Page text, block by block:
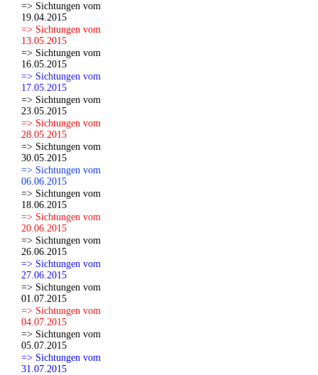
=> Sichtungen vom
19.04.2015
=> Sichtungen vom
13.05.2015
=> Sichtungen vom
16.05.2015
=> Sichtungen vom
17.05.2015
=> Sichtungen vom
23.05.2015
=> Sichtungen vom
28.05.2015
=> Sichtungen vom
30.05.2015
=> Sichtungen vom
06.06.2015
=> Sichtungen vom
18.06.2015
=> Sichtungen vom
20.06.2015
=> Sichtungen vom
26.06.2015
=> Sichtungen vom
27.06.2015
=> Sichtungen vom
01.07.2015
=> Sichtungen vom
04.07.2015
=> Sichtungen vom
05.07.2015
=> Sichtungen vom
31.07.2015